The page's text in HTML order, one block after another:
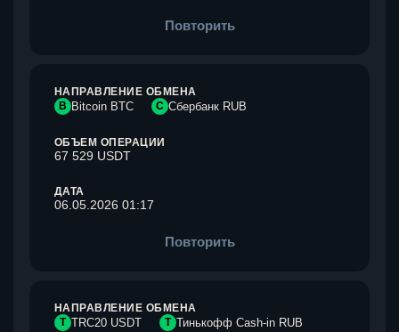
Повторить
НАПРАВЛЕНИЕ ОБМЕНА
B Bitcoin BTC С Сбербанк RUB
ОБЪЕМ ОПЕРАЦИИ
67 529 USDT
ДАТА
06.05.2026 01:17
Повторить
НАПРАВЛЕНИЕ ОБМЕНА
T TRC20 USDT Т Тинькофф Cash-in RUB